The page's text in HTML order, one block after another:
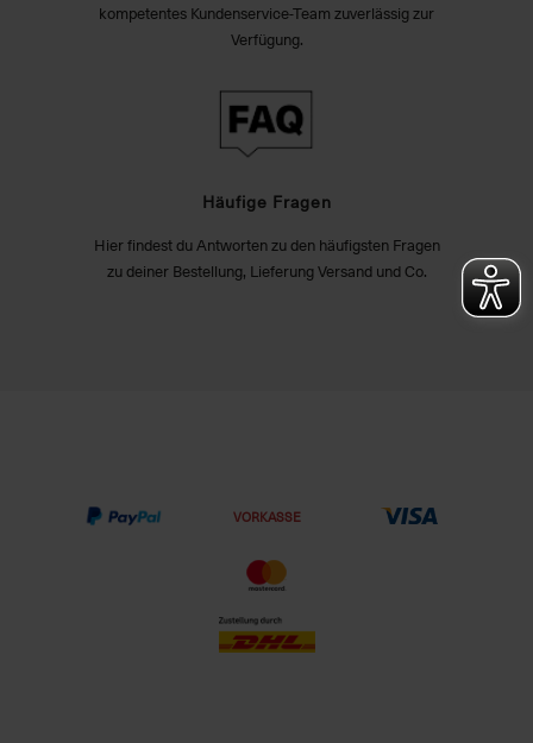
kompetentes Kundenservice-Team zuverlässig zur
Verfügung.
Häufige Fragen
Hier findest du Antworten zu den häufigsten Fragen
zu deiner Bestellung, Lieferung Versand und Co.
VORKASSE